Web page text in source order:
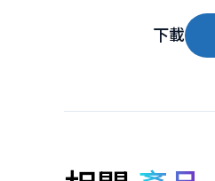
下載